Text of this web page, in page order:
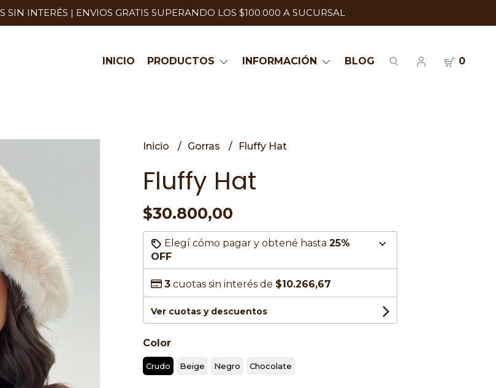
SIN INTERÉS | ENVIOS GRATIS SUPERANDO LOS $100.000 A SUCURSAL
INICIO PRODUCTOS INFORMACIÓN BLOG 0
Inicio Gorras Fluffy Hat
Fluffy Hat
$30.800,00
Elegí cómo pagar y obtené hasta 25%
OFF
3cuotas sin interés de $10.266,67
Ver cuotas y descuentos
Color
Crudo Beige Negro Chocolate